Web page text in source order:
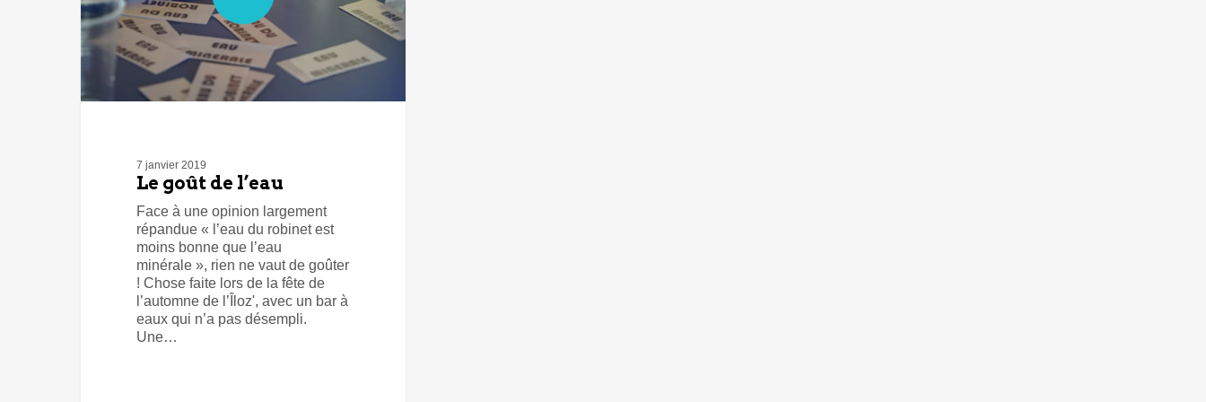
7 janvier 2019
Le goût de l’eau
Face à une opinion largement
répandue « l’eau du robinet est
moins bonne que l’eau
minérale », rien ne vaut de goûter
! Chose faite lors de la fête de
l’automne de l’Îloz', avec un bar à
eaux qui n’a pas désempli.
Une…